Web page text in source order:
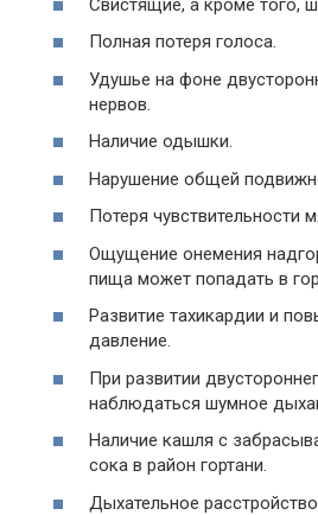
Свистящие, а кроме того,
Полная потеря голоса.
Удушье на фоне
нервов.
Наличие одышки.
Нарушение общей
Потеря чувствительности
Ощущение онемения
пища может попадать в
Развитие тахикардии и
давление.
При развитии
наблюдаться шумное
Наличие кашля с
сока в район гортани.
Дыхательное